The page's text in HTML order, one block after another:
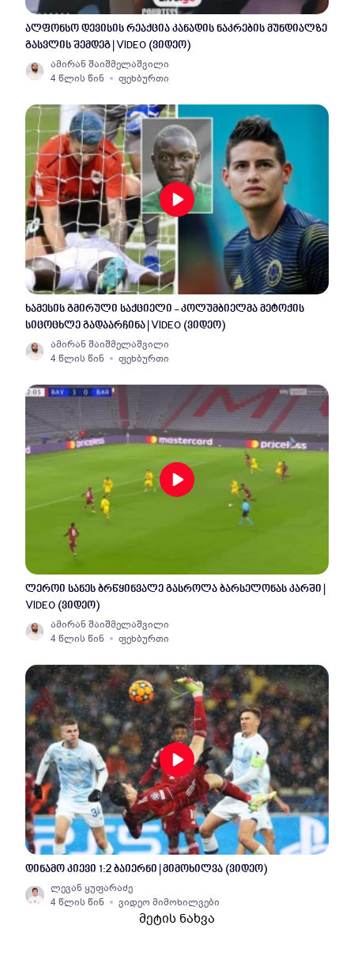
ალფონსო დევისის რეაქცია კანადის ნაკრების მუნდიალზე
გასვლის შემდეგ | VIDEO (ვიდეო)
ამირან შაიშმელაშვილი
4 წლის წინ
ფეხბურთი
ხამესის გმირული საქციელი - კოლუმბიელმა მეტოქის
სიცოცხლე გადაარჩინა | VIDEO (ვიდეო)
ამირან შაიშმელაშვილი
4 წლის წინ
ფეხბურთი
ლეროი სანეს ბრწყინვალე გასროლა ბარსელონას კარში |
VIDEO (ვიდეო)
ამირან შაიშმელაშვილი
4 წლის წინ
ფეხბურთი
დინამო კიევი 1:2 ბაიერნი | მიმოხილვა (ვიდეო)
ლევან ყუფარაძე
4 წლის წინ
ვიდეო მიმოხილვები
მეტის ნახვა